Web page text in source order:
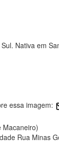
Nativa em
essa imagem:
Macaneiro)
Rua Minas